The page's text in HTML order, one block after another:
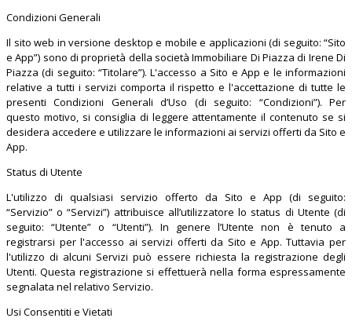
Condizioni Generali
Il sito web in versione desktop e mobile e applicazioni (di seguito: “Sito
e App”) sono di proprietà della società Immobiliare Di Piazza di Irene Di
Piazza (di seguito: “Titolare”). L'accesso a Sito e App e le informazioni
relative a tutti i servizi comporta il rispetto e l'accettazione di tutte le
presenti Condizioni Generali d’Uso (di seguito: “Condizioni”). Per
questo motivo, si consiglia di leggere attentamente il contenuto se si
desidera accedere e utilizzare le informazioni ai servizi offerti da Sito e
App.
Status di Utente
L'utilizzo di qualsiasi servizio offerto da Sito e App (di seguito:
“Servizio” o “Servizi”) attribuisce all’utilizzatore lo status di Utente (di
seguito: “Utente” o “Utenti”). In genere l’Utente non è tenuto a
registrarsi per l'accesso ai servizi offerti da Sito e App. Tuttavia per
l'utilizzo di alcuni Servizi può essere richiesta la registrazione degli
Utenti. Questa registrazione si effettuerà nella forma espressamente
segnalata nel relativo Servizio.
Usi Consentiti e Vietati